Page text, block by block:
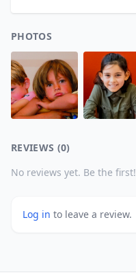
PHOTOS
REVIEWS (0)
No reviews yet. Be the first!
Log in to leave a review.